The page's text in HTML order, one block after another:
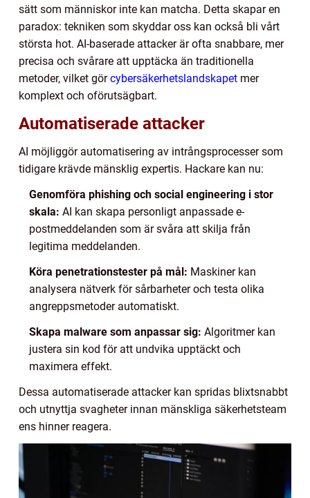
sätt som människor inte kan matcha. Detta skapar en
paradox: tekniken som skyddar oss kan också bli vårt
största hot. AI-baserade attacker är ofta snabbare, mer
precisa och svårare att upptäcka än traditionella
metoder, vilket görcybersäkerhetslandskapet mer
komplext och oförutsägbart.
Automatiserade attacker
AI möjliggör automatisering av intrångsprocesser som
tidigare krävde mänsklig expertis. Hackare kan nu:
Genomföra phishing och social engineering i stor
skala: AI kan skapa personligt anpassade e-
postmeddelanden som är svåra att skilja från
legitima meddelanden.
Köra penetrationstester på mål: Maskiner kan
analysera nätverk för sårbarheter och testa olika
angreppsmetoder automatiskt.
Skapa malware som anpassar sig: Algoritmer kan
justera sin kod för att undvika upptäckt och
maximera effekt.
Dessa automatiserade attacker kan spridas blixtsnabbt
och utnyttja svagheter innan mänskliga säkerhetsteam
ens hinner reagera.